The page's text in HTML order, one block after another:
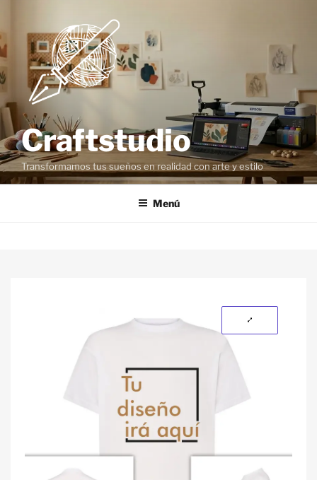
Craftstudio
Transformamos tus sueños en realidad con arte y estilo
Menú